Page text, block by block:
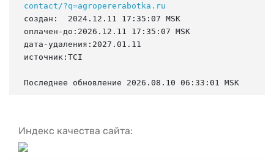
contact/?q=agropererabotka.ru
создан:  2024.12.11 17:35:07 MSK
оплачен-до:2026.12.11 17:35:07 MSK
дата-удаления:2027.01.11
источник:TCI
Последнее обновление 2026.08.10 06:33:01 MSK
Индекс качества сайта: